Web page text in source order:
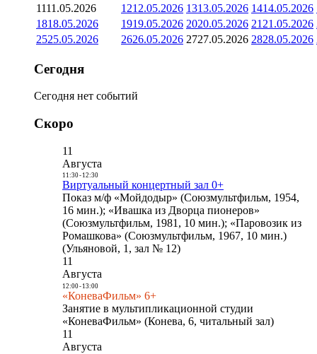
1111.05.2026 1212.05.2026 1313.05.2026 1414.05.2026
1818.05.2026 1919.05.2026 2020.05.2026 21 21.05.2026
2525.05.2026 2626.05.2026 2727.05.2026 2828.05.2026
Сегодня
Сегодня нет событий
Скоро
11
Августа
11:30- 12:30
Виртуальный концертный зал 0+
Показ м/ф «Мойдодыр» (Союзмультфильм, 1954,
16 мин.); «Ивашка из Дворца пионеров»
(Союзмультфильм, 1981, 10 мин.); «Паровозик из
Ромашкова» (Союзмультфильм, 1967, 10 мин.)
(Ульяновой, 1, зал № 12)
11
Августа
12:00- 13:00
«КоневаФильм» 6+
Занятие в мультипликационной студии
«КоневаФильм» (Конева, 6, читальный зал)
11
Августа